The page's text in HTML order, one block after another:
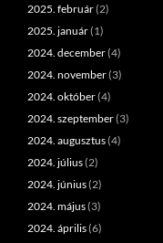
2025. február(2)
2025. január(1)
2024. december(4)
2024. november(3)
2024. október(4)
2024. szeptember(3)
2024. augusztus(4)
2024. július(2)
2024. június(2)
2024. május(3)
2024. április(6)